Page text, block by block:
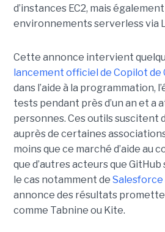
d’instances EC2, mais
environnements serverless via
Cette annonce intervient
lancement officiel de Copilot de
dans l’aide à la programmation,
tests pendant près d’un an et a
personnes. Ces outils suscitent
auprès de certaines
moins que ce marché d’aide au
que d’autres acteurs que GitHub
le cas notamment de Salesforce
annonce des résultats
comme Tabnine ou Kite.